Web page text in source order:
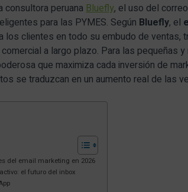
consultora peruanaBluefly, el uso del
para las PYMES. Según Bluefly, el
los clientes en todo su embudo de ventas,
a largo plazo. Para las pequeñas
que maximiza cada inversión de
se traduzcan en un aumento real de las
del email marketing en 2026
el futuro del inbox